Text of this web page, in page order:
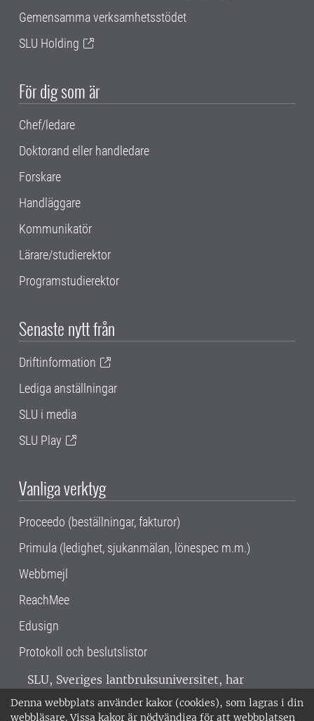
Denna webbplats använder kakor (cookies), som lagras i din
webbläsare. Vissa kakor är nödvändiga för att webbplatsen
Gemensamma verksamhetsstödet
SLU Holding
För dig som är
Chef/ledare
Doktorand eller handledare
Forskare
Handläggare
Kommunikatör
Lärare/studierektor
Programstudierektor
Senaste nytt från
Driftinformation
Lediga anställningar
SLU i media
SLU Play
Vanliga verktyg
Proceedo (beställningar, fakturor)
Primula (ledighet, sjukanmälan, lönespec m.m.)
Webbmejl
ReachMee
Edusign
Protokoll och beslutslistor
SLU, Sveriges lantbruksuniversitet, har
verksamhet över hela Sverige. Huvudorter är
Alnarp, Uppsala och Umeå.SLU är